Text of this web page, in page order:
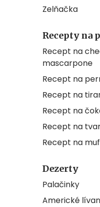
Zelňačka
Recepty na
Recept na
mascarpone
Recept na
Recept na
Recept na
Recept na
Recept na
Dezerty
Palačinky
Americké